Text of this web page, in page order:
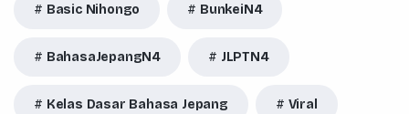
Basic Nihongo BunkeiN4
BahasaJepangN4 JLPTN4
Kelas Dasar Bahasa Jepang Viral